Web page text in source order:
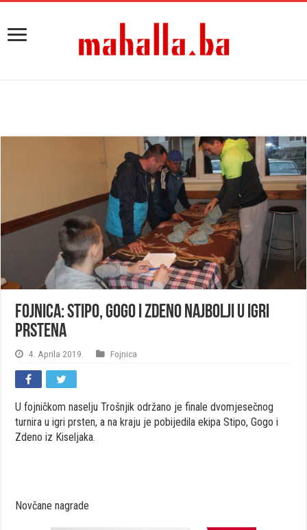
Fojnica: Stipo, Gogo i Zdeno najbolji u igri
prstena
4. Aprila 2019. Fojnica
U fojničkom naselju Trošnjik održano je finale dvomjesečnog
turnira u igri prsten, a na kraju je pobijedila ekipa Stipo, Gogo i
Zdeno iz Kiseljaka.
Novčane nagrade